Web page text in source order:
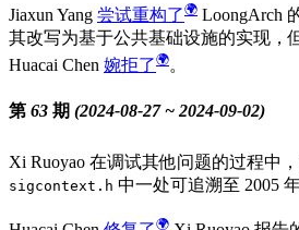
Jiaxun Yang 尝试重构了
LoongArch
其改写为基于公共基础设施的实现，
Huacai Chen 婉拒了 。
第 63 期 (2024-08-27 ~ 2024-09-02)
Xi Ruoyao 在调试其他问题的过程中
sigcontext.h 中一处可追溯至 2005